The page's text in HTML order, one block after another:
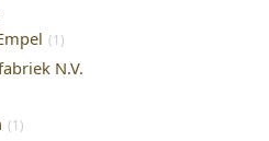
(1)
N.V.
(1)